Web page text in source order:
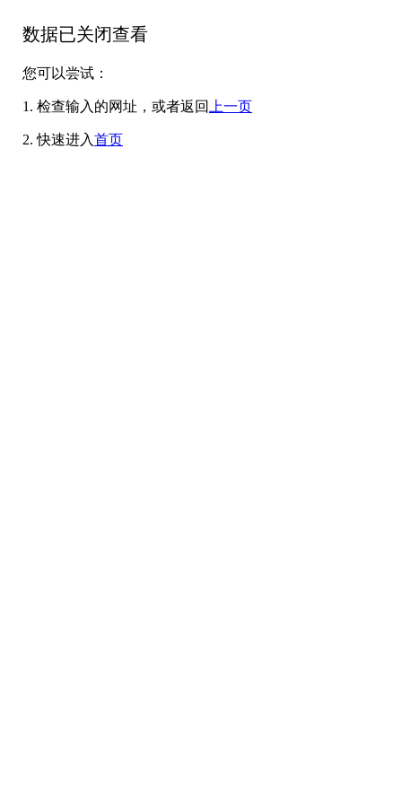
数据已关闭查看
您可以尝试：
1. 检查输入的网址，或者返回 上一页
2. 快速进入首页